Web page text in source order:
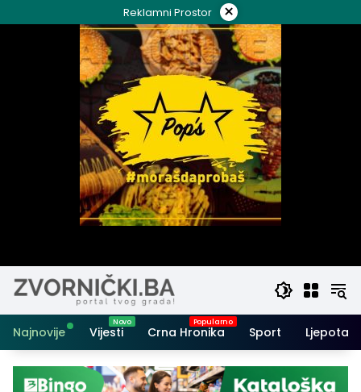
to
Reklamni Prostor ×
Najnovije Vijesti Crna Hronika Sport Ljepota i